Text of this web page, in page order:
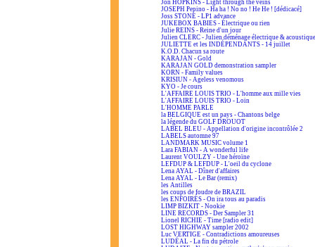
Jon HOPKINS - Light through the veins
JOSEPH Pepino - Ha ha ! No no ! He He ! [dédicacé]
Joss STONE - LP1 advance
JUKEBOX BABIES - Électrique ou rien
Julie REINS - Reine d'un jour
Julien CLERC - Julien déménage électrique & acoustique
JULIETTE et les INDÉPENDANTS - 14 juillet
K.O.D. Chacun sa route
KARAJAN - Gold
KARAJAN GOLD demonstration sampler
KORN - Family values
KRISIUN - Ageless venomous
KYO - Je cours
L'AFFAIRE LOUIS TRIO - L'homme aux mille vies
L'AFFAIRE LOUIS TRIO - Loin
L'HOMME PARLE
la BELGIQUE est un pays - Chantons belge
la légende du GOLF DROUOT
LABEL BLEU - Appellation d'origine incontrôlée 2
LABELS automne 97
LANDMARK MUSIC volume 1
Lara FABIAN - A wonderful life
Laurent VOULZY - Une héroïne
LEFDUP & LEFDUP - L'oeil du cyclone
Lena AYAL - Dîner d'affaires
Lena AYAL - Le Bar (remix)
les Antilles
les coups de foudre de BRAZIL
les ENFOIRÉS - On ira tous au paradis
LIMP BIZKIT - Nookie
LINE RECORDS - Der Sampler 31
Lionel RICHIE - Time [radio edit]
LOST HIGHWAY sampler 2002
Luc VERTIGE - Contradictions amoureuses
LUDÉAL - La fin du pétrole